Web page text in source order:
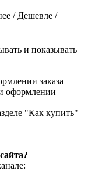
/ Дешевле /
и показывать
заказа
оформлении
"Как купить"